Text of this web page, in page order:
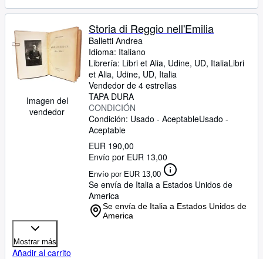
Imagen del
vendedor
Storia di Reggio nell'Emilia
Balletti Andrea
Idioma: Italiano
Librería: Libri et Alia, Udine, UD, ItaliaLibri
et Alia, Udine, UD, Italia
Vendedor de 4 estrellas
TAPA DURA
CONDICIÓN
Condición: Usado - AceptableUsado -
Aceptable
EUR 190,00
Envío por EUR 13,00
Envío por EUR 13,00
Se envía de Italia a Estados Unidos de
America
Se envía de Italia a Estados Unidos de
America
Mostrar más
Añadir al carrito